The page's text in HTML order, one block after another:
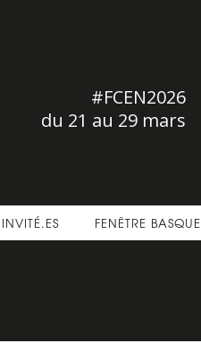
#FCEN2026
du 21 au 29 mars
FENÊTRE BASQUE